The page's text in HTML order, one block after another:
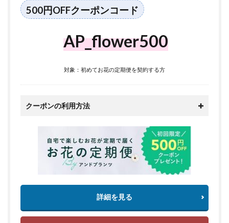
500円OFFクーポンコード
AP_flower500
対象：初めてお花の定期便を契約する方
クーポンの利用方法
詳細を見る